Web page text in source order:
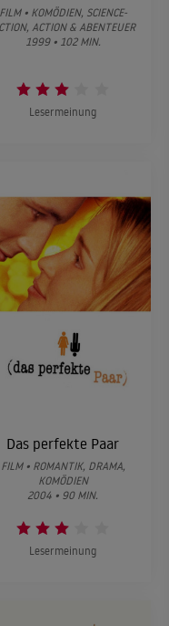
FILM • KOMÖDIEN, SCIENCE-
ACTION & ABENTEUER
1999 • 102 MIN.
Lesermeinung
Das perfekte Paar
FILM • ROMANTIK, DRAMA,
KOMÖDIEN
2004 • 90 MIN.
Lesermeinung